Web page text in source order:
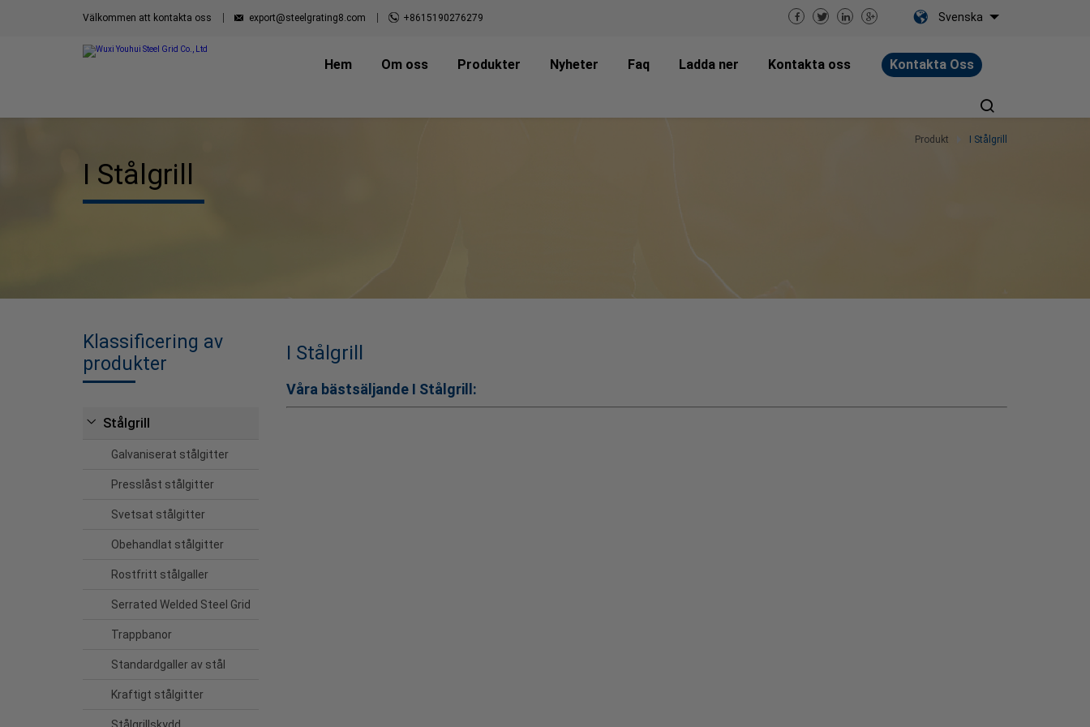
Välkommen att kontakta oss export@steelgrating8.com +8615190276279 Svenska
Kontakta Oss
Hem Om oss Produkter Nyheter Faq Ladda ner Kontakta oss
Produkt I Stålgrill
I Stålgrill
Klassificering av
produkter
Stålgrill
Galvaniserat stålgitter
Presslåst stålgitter
Svetsat stålgitter
Obehandlat stålgitter
Rostfritt stålgaller
Serrated Welded Steel Grid
Trappbanor
Standardgaller av stål
Kraftigt stålgitter
Stålgrillskydd
I Stålgrill
Våra bästsäljandeI Stålgrill: